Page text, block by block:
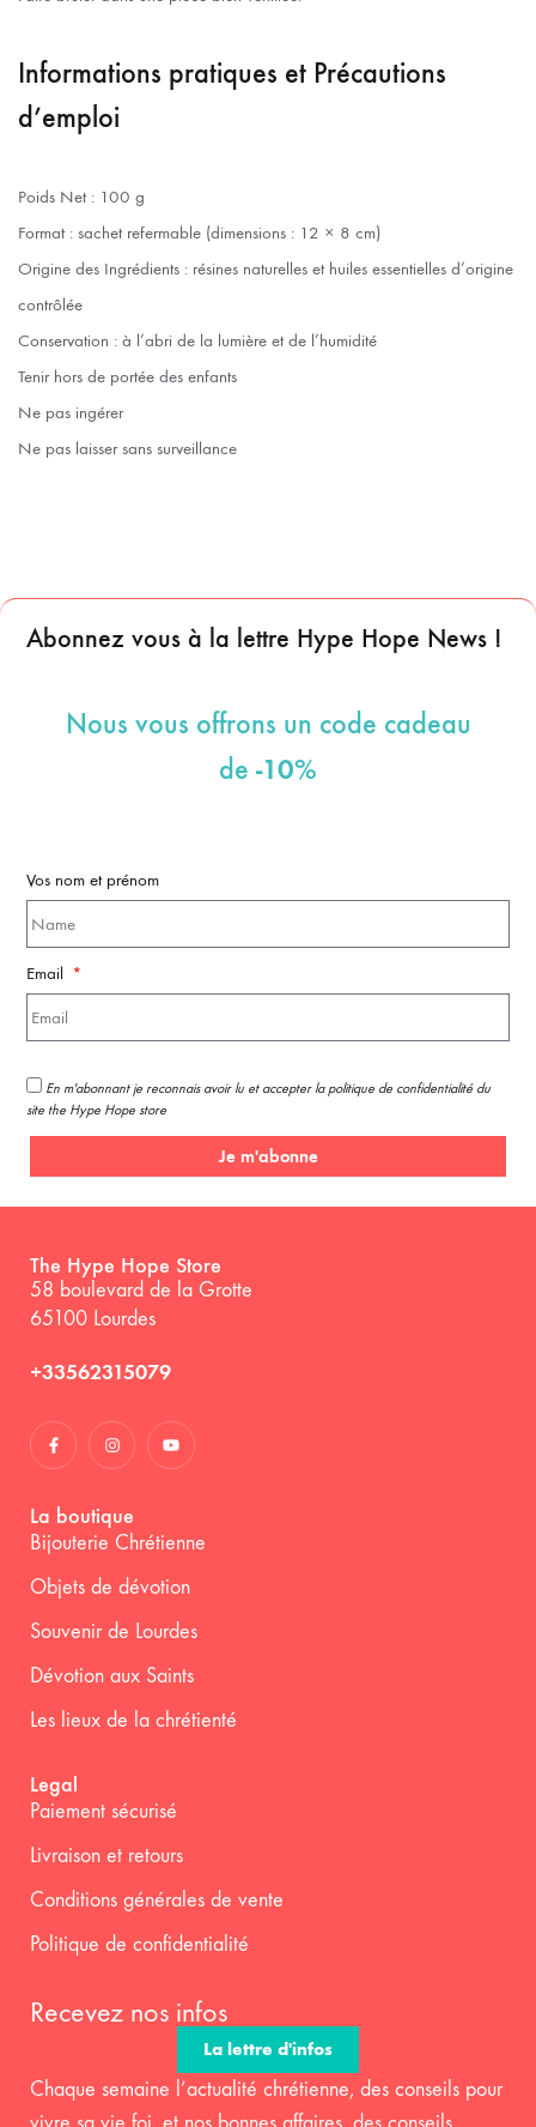
Informations pratiques et Précautions
d’emploi
Poids Net : 100 g
Format : sachet refermable (dimensions : 12 × 8 cm)
Origine des Ingrédients : résines naturelles et huiles essentielles d’origine
contrôlée
Conservation : à l’abri de la lumière et de l’humidité
Tenir hors de portée des enfants
Ne pas ingérer
Ne pas laisser sans surveillance
Abonnez vous à la lettre Hype Hope News !
Nous vous offrons un code cadeau
de -10%
Vos nom et prénom
Email
En m'abonnant je reconnais avoir lu et accepter la politique de confidentialité du
site the Hype Hope store
Je m'abonne
The Hype Hope Store
58 boulevard de la Grotte
65100 Lourdes
+33562315079
La boutique
Bijouterie Chrétienne
Objets de dévotion
Souvenir de Lourdes
Dévotion aux Saints
Les lieux de la chrétienté
Legal
Paiement sécurisé
Livraison et retours
Conditions générales de vente
Politique de confidentialité
Recevez nos infos
La lettre d'infos
Chaque semaine l’actualité chrétienne, des conseils pour